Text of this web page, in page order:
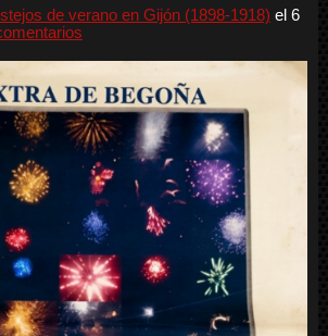
de verano en Gijón (1898-1918) el 6